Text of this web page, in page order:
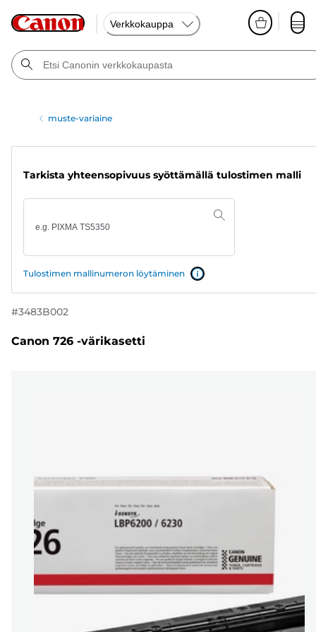
Verkkokauppa
muste-variaine
Tarkista yhteensopivuus syöttämällä tulostimen malli
Tulostimen mallinumeron löytäminen
#3483B002
Canon 726 -värikasetti